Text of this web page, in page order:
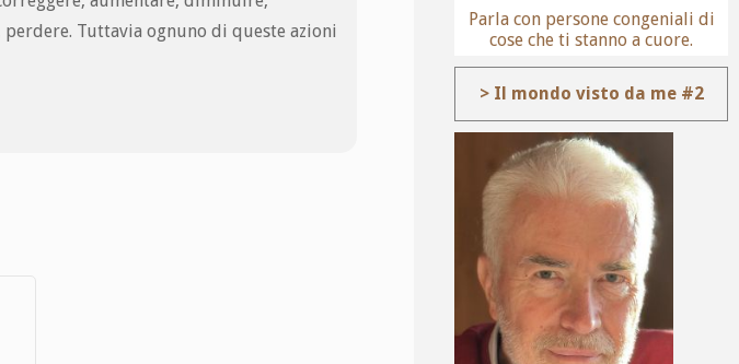
Tuttavia ognuno di queste azioni
Parla con persone congeniali di
cose che ti stanno a cuore.
> Il mondo visto da me #2